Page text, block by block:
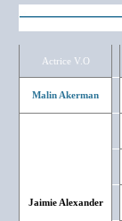
Actrice V.O
Malin Akerman
Jaimie Alexander